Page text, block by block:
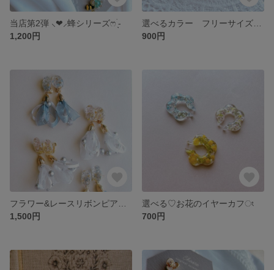
当店第2弾 ⸜❤︎⸝蜂シリーズෆ ̖́-‬
1,200円
900円
1,500円
選べる♡お花のイヤーカフং
700円